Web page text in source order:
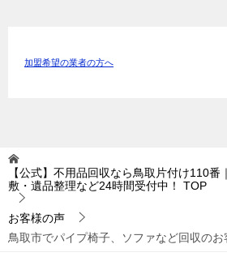
加盟希望の業者の方へ
【公式】不用品回収なら鳥取片付け110
敷・遺品整理など24時間受付中！
TOP
お客様の声
鳥取市でパイプ椅子、ソファなど回収のお